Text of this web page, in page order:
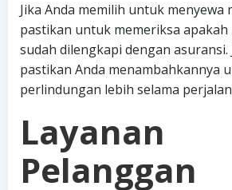
Jika Anda memilih untuk menyewa
pastikan untuk memeriksa
sudah dilengkapi dengan asuransi.
pastikan Anda menambahkannya
perlindungan lebih selama
Layanan
Pelanggan